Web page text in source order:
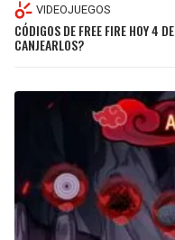
VIDEOJUEGOS
CÓDIGOS DE FREE FIRE HOY 4
CANJEARLOS?